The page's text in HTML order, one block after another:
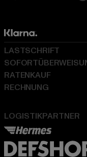
LOGISTIKPARTNER
LASTSCHRIFT
RATENKAUF
RECHNUNG